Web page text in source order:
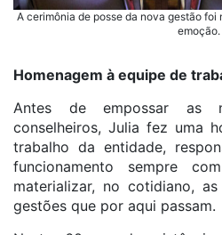
A cerimônia de posse da nova gestão
emoção.
Homenagem à equipe de
Antes de empossar as
conselheiros, Julia fez uma
trabalho da entidade,
funcionamento sempre
materializar, no cotidiano,
gestões que por aqui passam.